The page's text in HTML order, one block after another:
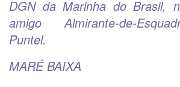
DGN da Marinha do Brasil,
amigo Almirante-de-
Puntel.
MARÉ BAIXA